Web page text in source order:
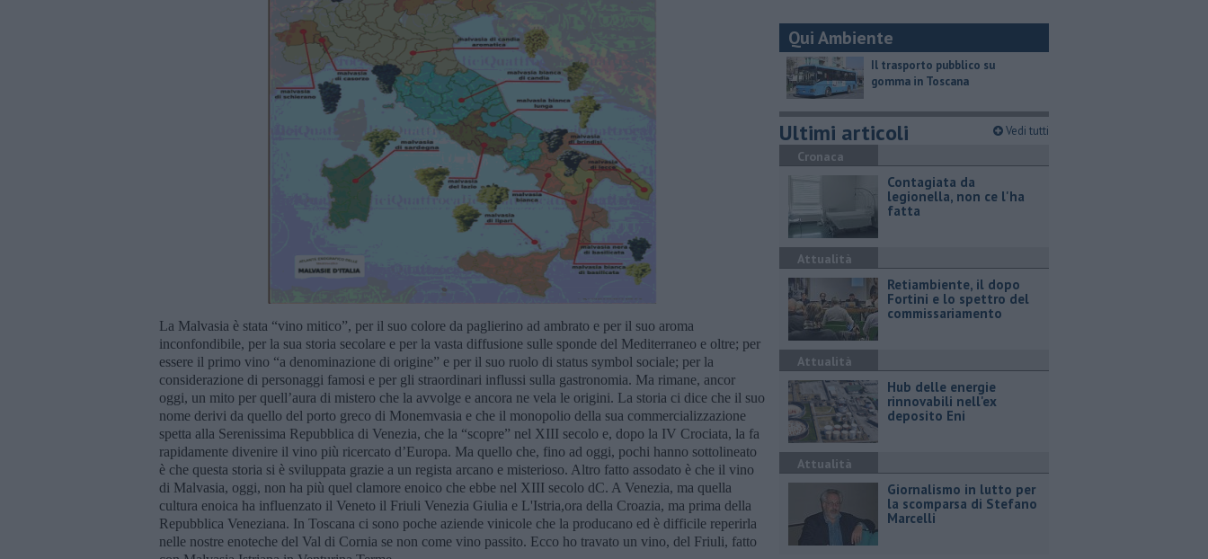
La Malvasia è stata “vino mitico”, per il suo colore da paglierino ad ambrato e per il suo aroma
inconfondibile, per la sua storia secolare e per la vasta diffusione sulle sponde del Mediterraneo e oltre; per
essere il primo vino “a denominazione di origine” e per il suo ruolo di status symbol sociale; per la
considerazione di personaggi famosi e per gli straordinari influssi sulla gastronomia. Ma rimane, ancor
oggi, un mito per quell’aura di mistero che la avvolge e ancora ne vela le origini. La storia ci dice che il suo
nome derivi da quello del porto greco di Monemvasia e che il monopolio della sua commercializzazione
spetta alla Serenissima Repubblica di Venezia, che la “scopre” nel XIII secolo e, dopo la IV Crociata, la fa
rapidamente divenire il vino più ricercato d’Europa. Ma quello che, fino ad oggi, pochi hanno sottolineato
è che questa storia si è sviluppata grazie a un regista arcano e misterioso. Altro fatto assodato è che il vino
di Malvasia, oggi, non ha più quel clamore enoico che ebbe nel XIII secolo dC. A Venezia, ma quella
cultura enoica ha influenzato il Veneto il Friuli Venezia Giulia e L'Istria,ora della Croazia, ma prima della
Repubblica Veneziana. In Toscana ci sono poche aziende vinicole che la producano ed è difficile reperirla
nelle nostre enoteche del Val di Cornia se non come vino passito. Ecco ho travato un vino, del Friuli, fatto
Qui Ambiente
​Il trasporto pubblico su
gomma in Toscana
Ultimi articoli Vedi tutti
Cronaca
Contagiata da
legionella, non ce l'ha
fatta
Attualità
Retiambiente, il dopo
Fortini e lo spettro del
commissariamento
Attualità
Hub delle energie
rinnovabili nell'ex
deposito Eni
Attualità
Giornalismo in lutto per
la scomparsa di Stefano
Marcelli